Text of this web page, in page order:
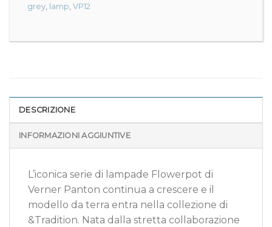
grey lamp VP12
DESCRIZIONE
INFORMAZIONI AGGIUNTIVE
L’iconica serie di lampade Flowerpot di
Verner Panton continua a crescere e il
modello da terra entra nella collezione di
&Tradition. Nata dalla stretta collaborazione